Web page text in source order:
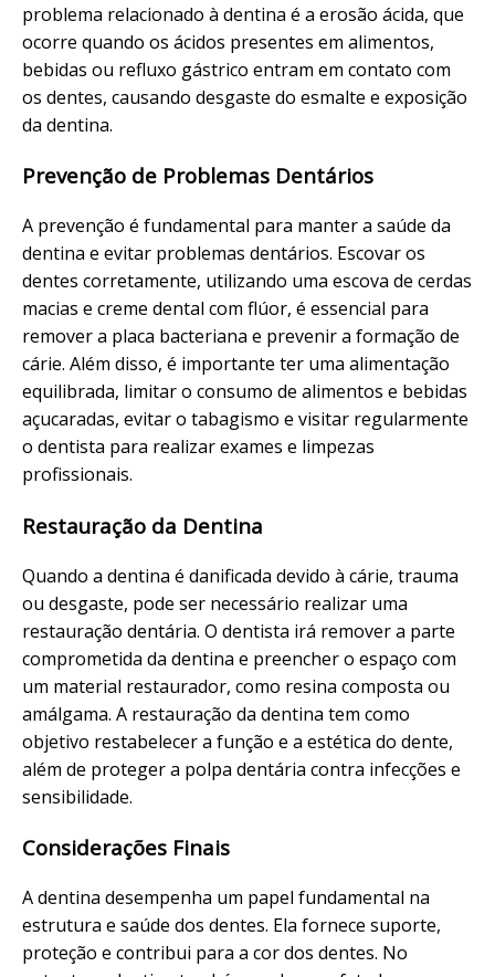
problema relacionado à dentina é a erosão ácida, que
ocorre quando os ácidos presentes em alimentos,
bebidas ou refluxo gástrico entram em contato com
os dentes, causando desgaste do esmalte e exposição
da dentina.
Prevenção de Problemas Dentários
A prevenção é fundamental para manter a saúde da
dentina e evitar problemas dentários. Escovar os
dentes corretamente, utilizando uma escova de cerdas
macias e creme dental com flúor, é essencial para
remover a placa bacteriana e prevenir a formação de
cárie. Além disso, é importante ter uma alimentação
equilibrada, limitar o consumo de alimentos e bebidas
açucaradas, evitar o tabagismo e visitar regularmente
o dentista para realizar exames e limpezas
profissionais.
Restauração da Dentina
Quando a dentina é danificada devido à cárie, trauma
ou desgaste, pode ser necessário realizar uma
restauração dentária. O dentista irá remover a parte
comprometida da dentina e preencher o espaço com
um material restaurador, como resina composta ou
amálgama. A restauração da dentina tem como
objetivo restabelecer a função e a estética do dente,
além de proteger a polpa dentária contra infecções e
sensibilidade.
Considerações Finais
A dentina desempenha um papel fundamental na
estrutura e saúde dos dentes. Ela fornece suporte,
proteção e contribui para a cor dos dentes. No